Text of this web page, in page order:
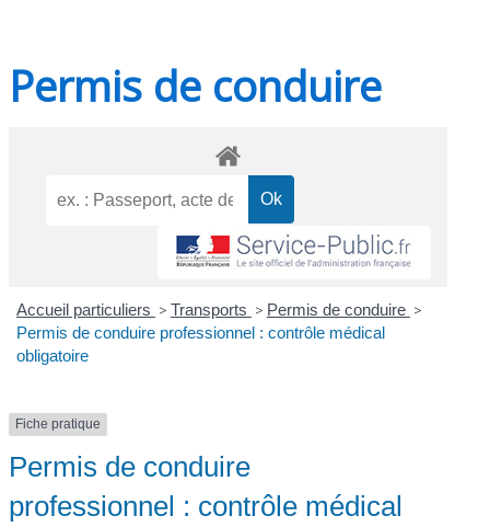
Permis de conduire
Accueil particuliers > Transports > Permis de conduire >
Permis de conduire professionnel : contrôle médical
obligatoire
Fiche pratique
Permis de conduire
professionnel : contrôle médical